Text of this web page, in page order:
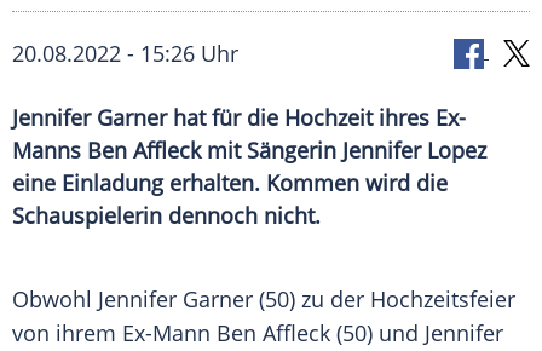
20.08.2022 - 15:26 Uhr
Jennifer Garner hat für die Hochzeit ihres Ex-
Manns Ben Affleck mit Sängerin Jennifer Lopez
eine Einladung erhalten. Kommen wird die
Schauspielerin dennoch nicht.
Obwohl Jennifer Garner (50) zu der Hochzeitsfeier
von ihrem Ex-Mann Ben Affleck (50) und Jennifer